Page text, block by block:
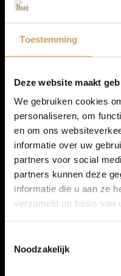
Toestemming
Deze website maakt
We gebruiken cookies
personaliseren, om
en om ons
informatie over uw
partners voor social
partners kunnen deze
informatie die u aan ze
verzameld op basis van
Noodzakelijk
Elektronisch Sper
Infotainment
Autolease
Financiering
Verkoop
Auto
Over